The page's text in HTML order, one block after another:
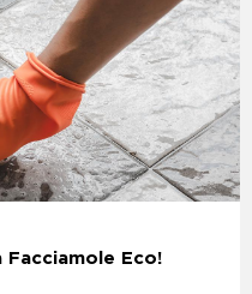
Facciamole Eco!